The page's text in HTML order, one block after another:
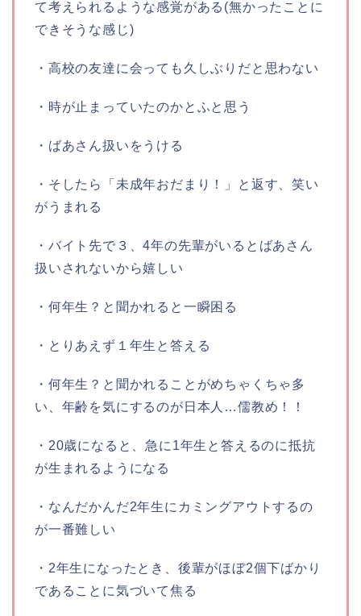
て考えられるような感覚がある(無かったことに
できそうな感じ)
・高校の友達に会っても久しぶりだと思わない
・時が止まっていたのかとふと思う
・ばあさん扱いをうける
・そしたら「未成年おだまり！」と返す、笑い
がうまれる
・バイト先で３、4年の先輩がいるとばあさん
扱いされないから嬉しい
・何年生？と聞かれると一瞬困る
・とりあえず１年生と答える
・何年生？と聞かれることがめちゃくちゃ多
い、年齢を気にするのが日本人…儒教め！！
・20歳になると、急に1年生と答えるのに抵抗
が生まれるようになる
・なんだかんだ2年生にカミングアウトするの
が一番難しい
・2年生になったとき、後輩がほぼ2個下ばかり
であることに気づいて焦る